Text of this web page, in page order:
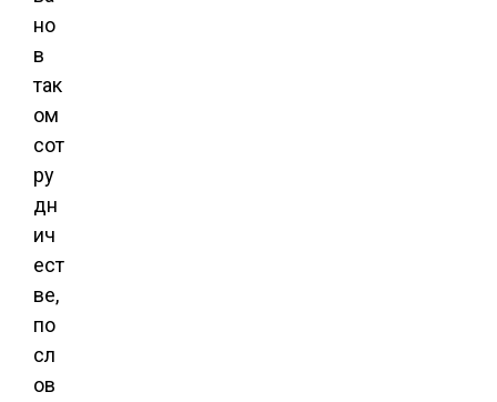
но
в
так
ом
сот
ру
дн
ич
ест
ве,
по
сл
ов